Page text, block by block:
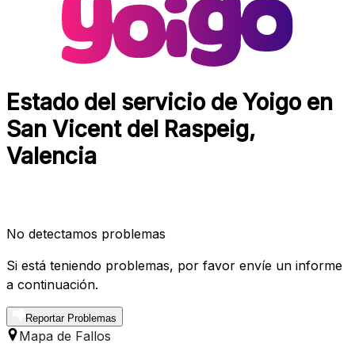
Estado del servicio de Yoigo en
San Vicent del Raspeig,
Valencia
No detectamos problemas
Si está teniendo problemas, por favor envíe un informe
a continuación.
Reportar Problemas
Mapa de Fallos